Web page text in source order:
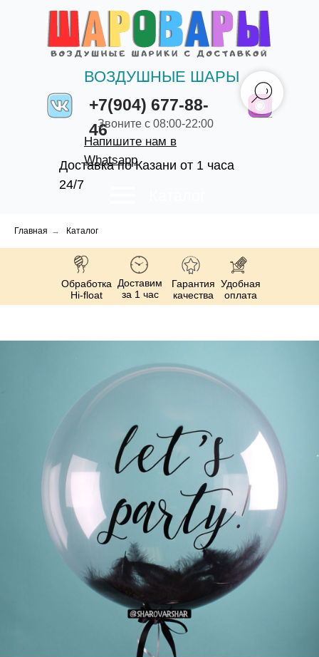
+7(904) 677-88-
46
ВОЗДУШНЫЕ ШАРЫ
Доставка по Казани от 1 часа
24/7
Звоните с 08:00-22:00
Напишите нам в
Whatsapp
Главная → Каталог
Обработка
Hi-float
Доставим
за 1 час
Гарантия
качества
Удобная
оплата